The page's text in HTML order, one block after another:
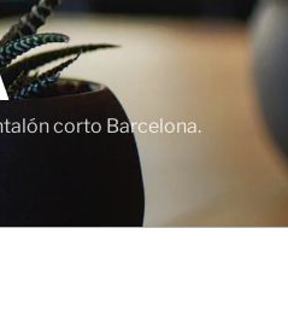
corto Barcelona.